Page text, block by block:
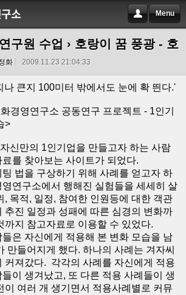
Menu
구원 수업 › 호랑이 꿈 풍광 - 호
화 2009.11.23 21:04:33
나 큰지 100미터 밖에서도 눈에 확 띈다.'
경영연구소 공동연구 프로젝트 - 1인기
>
신만의 1인기업을 만들고자 하는 사람
를 찾아보는 사이트가 되었다.
법을 구상하기 위해 사례를 얻고자 하
연구소에서 행해진 실험들을 세세히 살
, 목적, 일정, 참여한 인원등에 대한 객관
추진 일정과 성패에 따른 심경의 변화까
까지 참고자료로 이용할 수 있었다.
은 자신에게 적용해 본 변화 모습을 남
만들어지게 했다. 하나의 사례는 겨자씨
커져갔다. 각각의 사례를 자신에게 적용
이 생겨났고, 또 다른 적용 사례들이 생
이 여러 개 생기면서 적용사례별로 커뮤